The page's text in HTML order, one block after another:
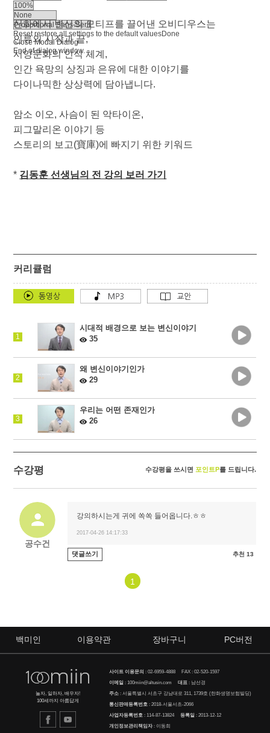
Reset restore all settings to the default valuesDone
Close Modal Dialog
End of dialog window.
신화에서 변신의 모티프를 끌어낸 오비디우스는
인류의 시작과 끝,
서양문화의 인식 체계,
인간 욕망의 상징과 은유에 대한 이야기를
다이나믹한 상상력에 담아냅니다.
암소 이오, 사슴이 된 악타이온,
피그말리온 이야기 등
스토리의 보고(寶庫)에 빠지기 위한 키워드
* 김동훈 선생님의 전 강의 보러 가기
커리큘럼
1
시대적 배경으로 보는 변신이야기
35
2
왜 변신이야기인가
29
3
우리는 어떤 존재인가
26
수강평 수강평을 쓰시면 포인트P를 드립니다.
공수건
강의하시는게 귀에 쏙쏙 들어옵니다.ㅎㅎ
2017-04-26 14:17:33
댓글쓰기 추천 13
1
백미인 이용약관 장바구니 PC버전
놀자, 일하자, 배우자!
100세까지 아름답게
사이트 이용문의 :02-6959-4888 FAX : 02-520-1597
이메일 :100miin@altusin.com 대표 : 남선경
주소 : 서울특별시 서초구 강남대로 311, 1739호 (한화생명보험빌딩)
통신판매등록번호 : 2018-서울서초-2066
사업자등록번호 : 114-87-13824등록일 : 2013-12-12
개인정보관리책임자 : 이동희